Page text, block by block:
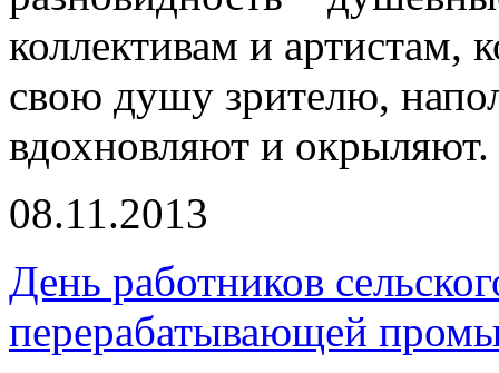
коллективам и артистам,
свою душу зрителю,
вдохновляют и окрыляют.
08.11.2013
День работников
перерабатывающей